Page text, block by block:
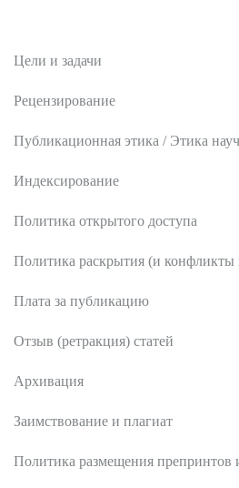
Цели и задачи
Рецензирование
Публикационная этика / Этика
Индексирование
Политика открытого доступа
Политика раскрытия (и конфликты
Плата за публикацию
Отзыв (ретракция) статей
Архивация
Заимствование и плагиат
Политика размещения препринтов